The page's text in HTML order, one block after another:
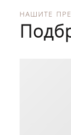
НАШИТЕ